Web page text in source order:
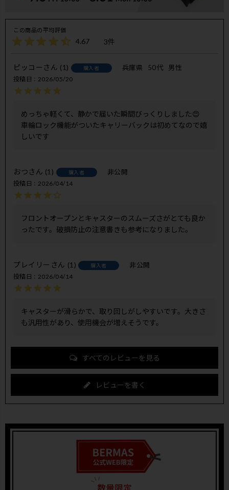
4.67 3
ピッコー 1 購入者 兵庫県 50代 男性
投稿日 2026/05/20
めっちゃ軽くて、静かで届いた瞬間びっくりしました😍
車輪ロック機能がついたキャリーバックは初めてなので嬉
しいです
おつ 1 購入者 非公開
投稿日 2026/04/14
フロントオープンとキャスターのスムーズさがとても良か
ったです。破損防止の注意書きも参考になりました。
プレイリー 1 購入者 非公開
投稿日 2026/04/14
キャスターが滑らかで、取り回しがしやすいです。大きさ
も汎用性があり、使用機会が増えそうです。
すべてのレビューを見る
レビューを書く